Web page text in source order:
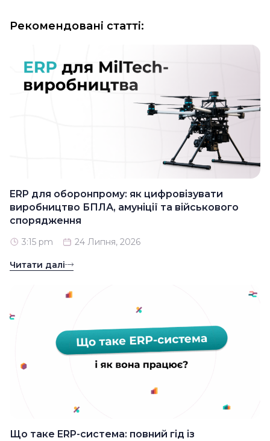
Рекомендовані статті:
ERP для оборонпрому: як цифровізувати
виробництво БПЛА, амуніції та військового
спорядження
3:15 pm 24 Липня, 2026
Читати далі
Що таке ERP-система: повний гід із